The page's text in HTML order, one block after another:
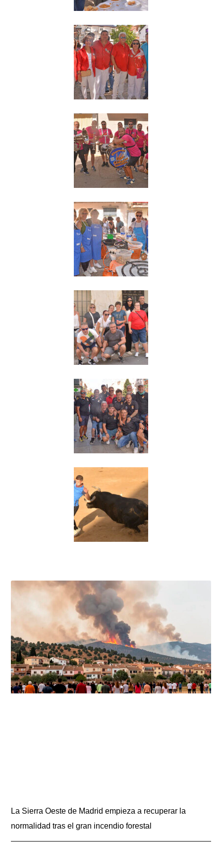
La Sierra Oeste de Madrid empieza a recuperar la
normalidad tras el gran incendio forestal